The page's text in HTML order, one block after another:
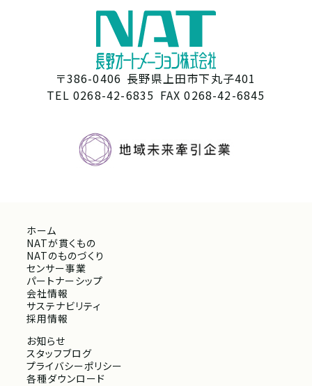
〒386-0406 長野県上田市下丸子401
TEL 0268-42-6835 FAX 0268-42-6845
ホーム
NATが貫くもの
NATのものづくり
センサー事業
パートナーシップ
会社情報
サステナビリティ
採用情報
お知らせ
スタッフブログ
プライバシーポリシー
各種ダウンロード